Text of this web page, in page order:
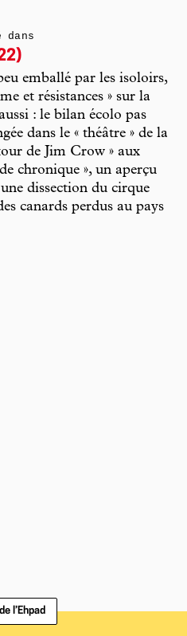
emballé par les isoloirs,
et résistances » sur la
: le bilan écolo pas
dans le « théâtre » de la
de Jim Crow » aux
chronique », un aperçu
dissection du cirque
canards perdus au pays
l’Ehpad